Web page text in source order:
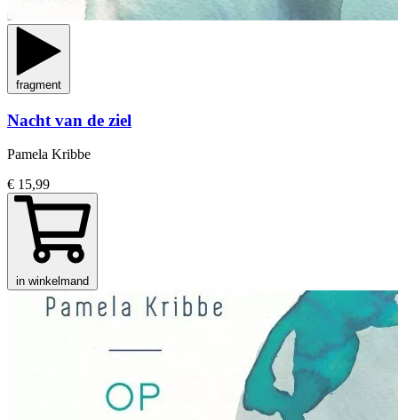
fragment
Nacht van de ziel
Pamela Kribbe
€ 15,99
in winkelmand